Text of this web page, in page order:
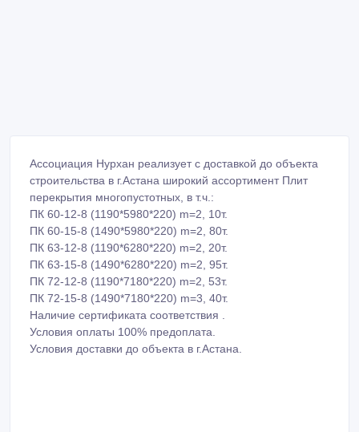
Ассоциация Нурхан реализует с доставкой до объекта
строительства в г.Астана широкий ассортимент Плит
перекрытия многопустотных, в т.ч.:
ПК 60-12-8 (1190*5980*220) m=2, 10т.
ПК 60-15-8 (1490*5980*220) m=2, 80т.
ПК 63-12-8 (1190*6280*220) m=2, 20т.
ПК 63-15-8 (1490*6280*220) m=2, 95т.
ПК 72-12-8 (1190*7180*220) m=2, 53т.
ПК 72-15-8 (1490*7180*220) m=3, 40т.
Наличие сертификата соответствия .
Условия оплаты 100% предоплата.
Условия доставки до объекта в г.Астана.